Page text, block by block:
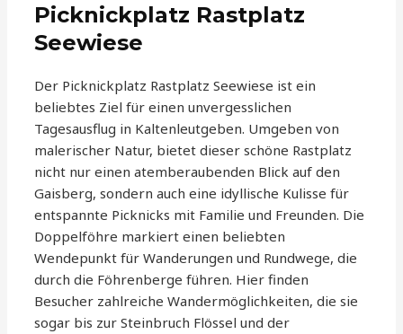
Picknickplatz Rastplatz
Seewiese
Der Picknickplatz Rastplatz Seewiese ist ein
beliebtes Ziel für einen unvergesslichen
Tagesausflug in Kaltenleutgeben. Umgeben von
malerischer Natur, bietet dieser schöne Rastplatz
nicht nur einen atemberaubenden Blick auf den
Gaisberg, sondern auch eine idyllische Kulisse für
entspannte Picknicks mit Familie und Freunden. Die
Doppelföhre markiert einen beliebten
Wendepunkt für Wanderungen und Rundwege, die
durch die Föhrenberge führen. Hier finden
Besucher zahlreiche Wandermöglichkeiten, die sie
sogar bis zur Steinbruch Flössel und der